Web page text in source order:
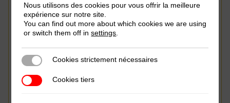
Qu’avons-nous appris au
sujet de la taxation des
activités minières en
Afrique?
Nous utilisons des cookies pour vous offrir la meilleure
expérience sur notre site.
You can find out more about which cookies we are using
or switch them off insettings
Cookies strictement nécessaires
Cookies strictement nécessaires
Cookies tiersCookies tiers